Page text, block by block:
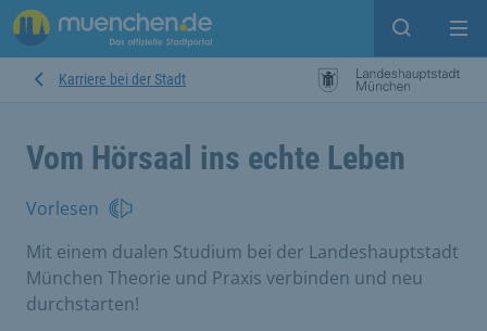
Open
Karriere bei der Stadt
Vom Hörsaal ins echte Leben
Vorlesen
Mit einem dualen Studium bei der Landeshauptstadt
München Theorie und Praxis verbinden und neu
durchstarten!